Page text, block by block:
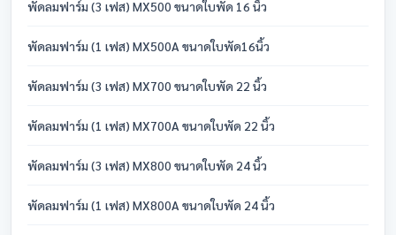
พัดลมฟาร์ม (3 เฟส) MX500 ขนาดใบพัด 16 นิ้ว
พัดลมฟาร์ม (1 เฟส) MX500A ขนาดใบพัด16นิ้ว
พัดลมฟาร์ม (3 เฟส) MX700 ขนาดใบพัด 22 นิ้ว
พัดลมฟาร์ม (1 เฟส) MX700A ขนาดใบพัด 22 นิ้ว
พัดลมฟาร์ม (3 เฟส) MX800 ขนาดใบพัด 24 นิ้ว
พัดลมฟาร์ม (1 เฟส) MX800A ขนาดใบพัด 24 นิ้ว